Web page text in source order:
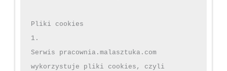
Pliki cookies
1.
Serwis pracownia.malasztuka.com
wykorzystuje pliki cookies, czyli